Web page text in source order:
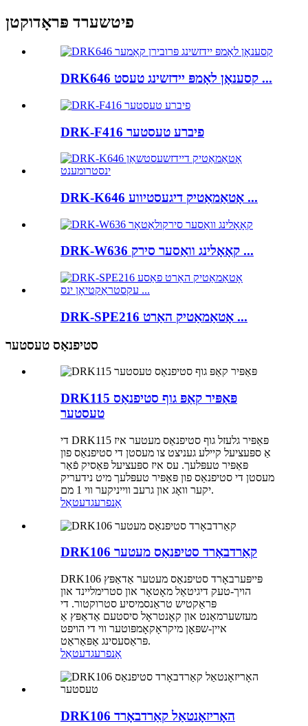
פיטשערד פּראָדוקטן
DRK646 קסענאָן לאָמפּ יידזשינג טעסט ...
DRK-F416 פיברע טעסטער
DRK-K646 אָטאַמאַטיק דיגעסטיווע ...
DRK-W636 קאָאָלינג וואַסער סירק ...
DRK-SPE216 אָטאַמאַטיק האַרט ...
סטיפנאַס טעסטער
DRK115 פּאַפּיר קאַפּ גוף סטיפנאַס
טעסטער
די DRK115 פּאַפּיר גלעזל גוף סטיפנאַס מעטער איז
אַ ספּעציעל קיילע געניצט צו מעסטן די סטיפנאַס פון
פּאַפּיר טעפּלעך. עס איז ספּעציעל פּאַסיק פֿאַר
מעסטן די סטיפנאַס פון פּאַפּיר טעפּלעך מיט נידעריק
יקער וואָג און גרעב ווייניקער ווי 1 מם.
אָנפרעגדעטאַל
DRK106 קאַרדבאָרד סטיפנאַס מעטער
DRK106 פּייפּערבאָרד סטיפנאַס מעטער אַדאַפּץ
הויך-טעק דיגיטאַל מאָטאָר און סטרימליינד און
פּראַקטיש טראַנסמיסיע סטרוקטור. די
מעזשערמאַנט און קאָנטראָל סיסטעם אַדאַפּץ אַ
איין-שפּאָן מיקראָקאָמפּוטער ווי די הויפט
פּראַסעסינג אַפּאַראַט.
אָנפרעגדעטאַל
DRK106 האָריזאָנטאַל קאַרדבאָרד